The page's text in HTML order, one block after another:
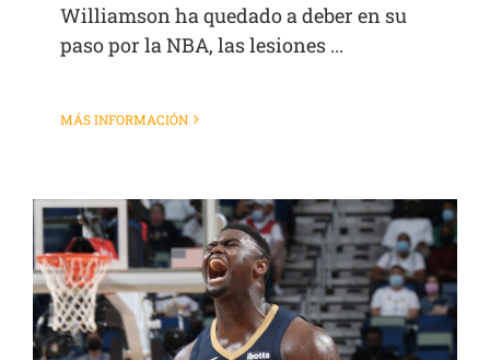
Williamson ha quedado a deber en su
paso por la NBA, las lesiones ...
MÁS INFORMACIÓN